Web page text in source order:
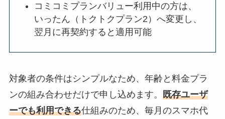
コミコミプランバリュー利用中の方は、
いったん（トクトクプラン2）へ変更し、
翌月に再契約すると適用可能
対象者の条件はシンプルなため、年齢と料金プラ
ンの組み合わせだけで申し込めます。 既存ユーザ
ーでも利用できる仕組みのため、毎月のスマホ代